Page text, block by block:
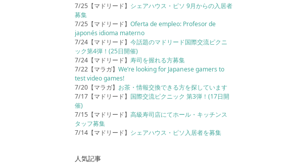
7/25【マドリード】 シェアハウス・ピソ 9月からの入居者
募集
7/25【マドリード】Oferta de empleo: Profesor de
japonés idioma materno
7/24【マドリード】今話題のマドリード国際交流ピクニ
ック第4弾！(25日開催)
7/24【マドリード】寿司を握れる方募集
7/22【マラガ】We’re looking for Japanese gamers to
test video games!
7/20【マラガ】 お茶・情報交換できる方を探しています
7/17【マドリード】 国際交流ピクニック 第3弾！(17日開
催)
7/15【マドリード】高級寿司店にてホール・キッチンス
タッフ募集
7/14【マドリード】 シェアハウス・ピソ入居者を募集
人気記事